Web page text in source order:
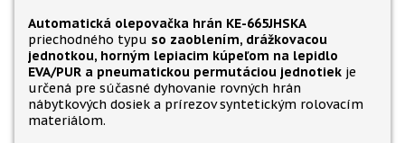
Automatická olepovačka hrán KE-665JHSKA
priechodného typu so zaoblením, drážkovacou
jednotkou, horným lepiacim kúpeľom na lepidlo
EVA/PUR a pneumatickou permutáciou jednotiek je
určená pre súčasné dyhovanie rovných hrán
nábytkových dosiek a prírezov syntetickým rolovacím
materiálom.